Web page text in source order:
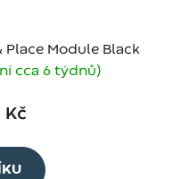
Place Module Black
cca 6 týdnů)
Kč